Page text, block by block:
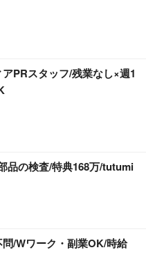
PRスタッフ/残業なし×週1
品の検査/特典168万/tutumi
/Wワーク・副業OK/時給